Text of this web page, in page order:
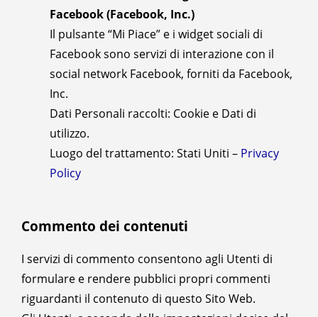
Facebook (Facebook, Inc.)
Il pulsante “Mi Piace” e i widget sociali di
Facebook sono servizi di interazione con il
social network Facebook, forniti da Facebook,
Inc.
Dati Personali raccolti: Cookie e Dati di
utilizzo.
Luogo del trattamento: Stati Uniti – Privacy
Policy
Commento dei contenuti
I servizi di commento consentono agli Utenti di
formulare e rendere pubblici propri commenti
riguardanti il contenuto di questo Sito Web.